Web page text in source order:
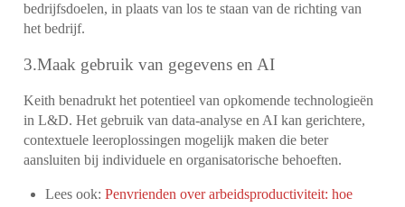
bedrijfsdoelen, in plaats van los te staan ​​van de richting van
het bedrijf.
3.Maak gebruik van gegevens en AI
Keith benadrukt het potentieel van opkomende technologieën
in L&D. Het gebruik van data-analyse en AI kan gerichtere,
contextuele leeroplossingen mogelijk maken die beter
aansluiten bij individuele en organisatorische behoeften.
Lees ook:Penvrienden over arbeidsproductiviteit: hoe